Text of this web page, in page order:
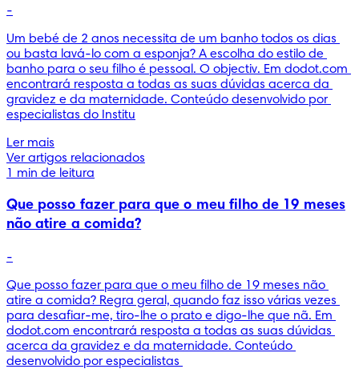
-
Um bebé de 2 anos necessita de um banho todos os dias
ou basta lavá-lo com a esponja? A escolha do estilo de
banho para o seu filho é pessoal. O objectiv. Em dodot.com
encontrará resposta a todas as suas dúvidas acerca da
gravidez e da maternidade. Conteúdo desenvolvido por
especialistas do Institu
Ler mais
Ver artigos relacionados
1 min de leitura
Que posso fazer para que o meu filho de 19 meses
não atire a comida?
-
Que posso fazer para que o meu filho de 19 meses não
atire a comida? Regra geral, quando faz isso várias vezes
para desafiar-me, tiro-lhe o prato e digo-lhe que nã. Em
dodot.com encontrará resposta a todas as suas dúvidas
acerca da gravidez e da maternidade. Conteúdo
desenvolvido por especialistas